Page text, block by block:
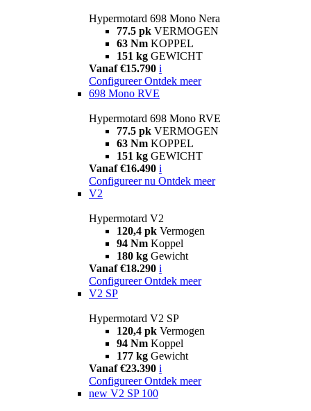
Hypermotard 698 Mono Nera
77.5 pk VERMOGEN
63 Nm KOPPEL
151 kg GEWICHT
Vanaf €15.790 i
Configureer Ontdek meer
698 Mono RVE
Hypermotard 698 Mono RVE
77.5 pk VERMOGEN
63 Nm KOPPEL
151 kg GEWICHT
Vanaf €16.490 i
Configureer nu Ontdek meer
V2
Hypermotard V2
120,4 pk Vermogen
94 Nm Koppel
180 kg Gewicht
Vanaf €18.290 i
Configureer Ontdek meer
V2 SP
Hypermotard V2 SP
120,4 pk Vermogen
94 Nm Koppel
177 kg Gewicht
Vanaf €23.390 i
Configureer Ontdek meer
new V2 SP 100